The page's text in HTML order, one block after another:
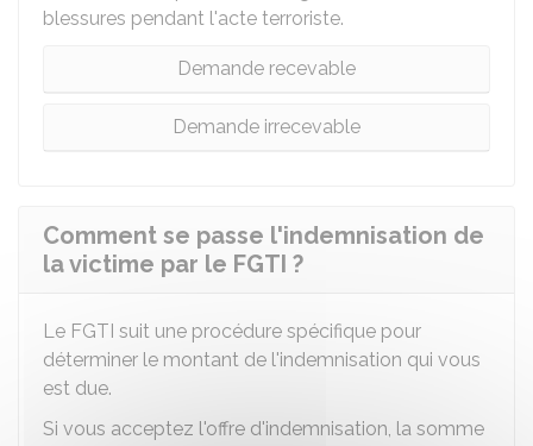
blessures pendant l'acte terroriste.
Demande recevable
Demande irrecevable
Comment se passe l'indemnisation de
la victime par le FGTI ?
Le FGTI suit une procédure spécifique pour
déterminer le montant de l'indemnisation qui vous
est due.
Si vous acceptez l'offre d'indemnisation, la somme